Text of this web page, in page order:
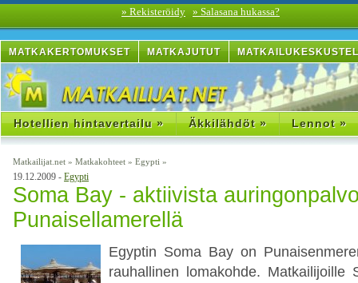
» Rekisteröidy » Salasana hukassa?
MATKAKERTOMUKSET MATKAJUTUT
Hotellien hintavertailu » Äkkilähdöt » Lennot »
Matkailijat.net » Matkakohteet » Egypti »
19.12.2009 - Egypti
Soma Bay - aktiivista
Punaisellamerellä
Egyptin Soma Bay on
rauhallinen lomakohde. Matkailijoille